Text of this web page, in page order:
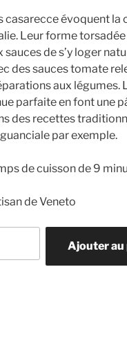
casarecce évoquent la
Leur forme
sauces de s’y loger
des sauces tomate
aux légumes.
parfaite en font une
des recettes
par exemple.
de cuisson de 9
de Veneto
Ajouter au